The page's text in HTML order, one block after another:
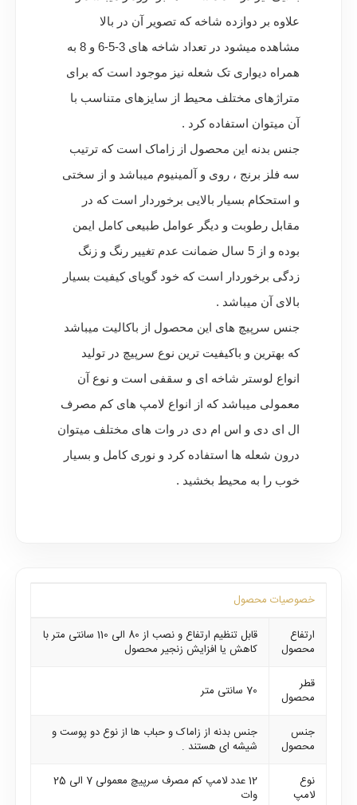
علاوه بر دوازده شاخه که تصویر آن در بالا
مشاهده میشود در تعداد شاخه های 3-5-6 و 8 به
همراه دیواری تک شعله نیز موجود است که برای
متراژهای مختلف محیط از سایزهای متناسب با
آن میتوان استفاده کرد .
جنس بدنه این محصول از زاماک است که ترتیب
سه فلز برنج ، روی و آلمینیوم میباشد و از سختی
و استحکام بسیار بالایی برخوردار است که در
مقابل رطوبت و دیگر عوامل طبیعی کامل ایمن
بوده و از 5 سال ضمانت عدم تغییر رنگ و زنگ
زدگی برخوردار است که خود گویای کیفیت بسیار
بالای آن میباشد .
جنس سرپیچ های این محصول از باکالیت میباشد
که بهترین و باکیفیت ترین نوع سرپیچ در تولید
انواع لوستر شاخه ای و سقفی است و نوع آن
معمولی میباشد که از انواع لامپ های کم مصرف
ال ای دی و اس ام دی در وات های مختلف میتوان
درون شعله ها استفاده کرد و نوری کامل و بسیار
خوب را به محیط بخشید .
خصوصیات محصول
ارتفاع
محصول
قابل تنظیم ارتفاع و نصب از 80 الی 110 سانتی متر با
کاهش یا افزایش زنجیر محصول
قطر
محصول
70 سانتی متر
جنس
محصول
جنس بدنه از زاماک و حباب ها از نوع دو پوست و
شیشه ای هستند .
نوع
لامپ
12 عدد لامپ کم مصرف سرپیچ معمولی 7 الی 25
وات